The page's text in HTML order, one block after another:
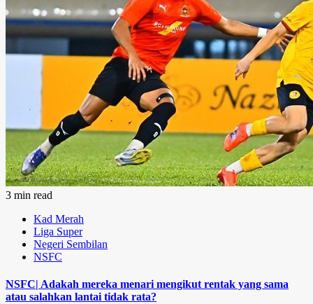
3 min read
Kad Merah
Liga Super
Negeri Sembilan
NSFC
NSFC| Adakah mereka menari mengikut rentak yang sama
atau salahkan lantai tidak rata?